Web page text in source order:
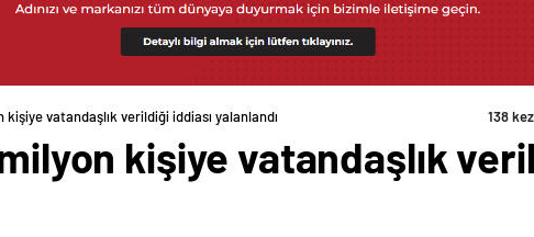
vatandaşlık verildiği iddiası yalanlandı 138
kişiye vatandaşlık